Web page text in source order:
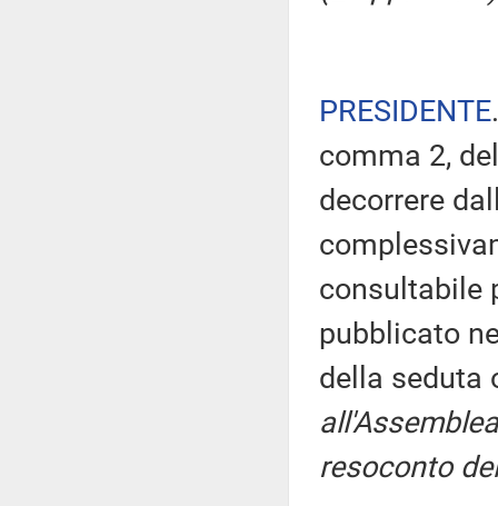
PRESIDENTE
comma 2,
decorrere
consultabile
pubblicato
della seduta
resoconto